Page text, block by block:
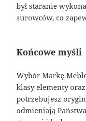
był staranie
surowców, co
Końcowe myśli
Wybór Markę
klasy elementy
potrzebujesz
odmieniają